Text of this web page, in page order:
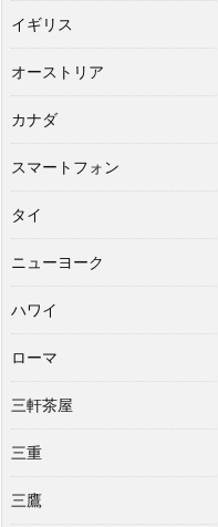
イギリス
オーストリア
カナダ
スマートフォン
タイ
ニューヨーク
ハワイ
ローマ
三軒茶屋
三重
三鷹